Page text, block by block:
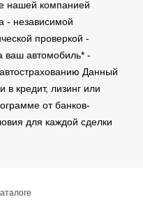
нашей компанией
- независимой
проверкой -
ваш автомобиль* -
Данный
в кредит, лизинг или
от банков-
для каждой сделки